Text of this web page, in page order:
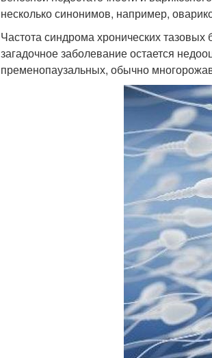
несколько синонимов, например,
Частота синдрома хронических
загадочное заболевание остается
пременопаузальных, обычно